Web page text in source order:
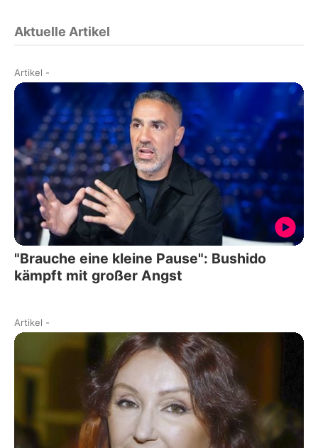
Aktuelle Artikel
Artikel -
"Brauche eine kleine Pause": Bushido
kämpft mit großer Angst
Artikel -